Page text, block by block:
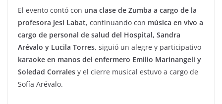
El evento contó con una clase de Zumba a cargo de la
profesora Jesi Labat, continuando con música en vivo a
cargo de personal de salud del Hospital, Sandra
Arévalo y Lucila Torres, siguió un alegre y participativo
karaoke en manos del enfermero Emilio Marinangeli y
Soledad Corrales y el cierre musical estuvo a cargo de
Sofía Arévalo.